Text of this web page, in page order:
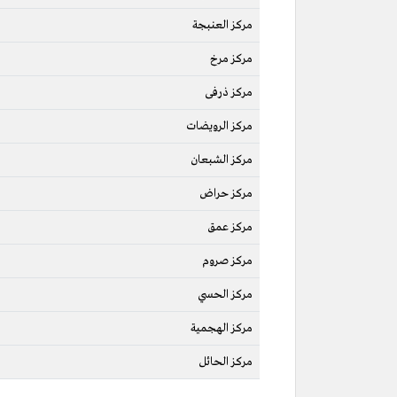
مركز العنبجة
مركز مرخ
مركز ذرفى
مركز الرويضات
مركز الشبعان
مركز حراض
مركز عمق
مركز صروم
مركز الحسي
مركز الهجمية
مركز الحائل